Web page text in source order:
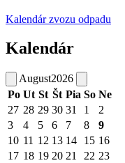
Kalendár zvozu odpadu
Kalendár
August2026
Po Ut St Št Pia So Ne
27 28 29 30 31 1
2
3
4 5 6 7 8
9
10 11 12 13 14 15 16
17 18 19 20 21 22 23